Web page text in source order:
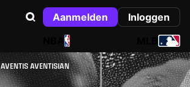
Aanmelden
Inloggen
NBA
AVENTIS AVENTISIAN